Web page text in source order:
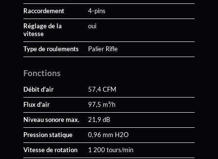
Raccordement 4-pins
Réglage de la
vitesse
oui
Type de roulements Palier Rifle
Fonctions
Débit d'air 57,4 CFM
Flux d'air 97,5 m³/h
Niveau sonore max. 21,9 dB
Pression statique 0,96 mm H2O
Vitesse de rotation 1 200 tours/min